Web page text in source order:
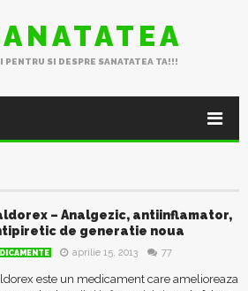
PENTRU SI DESPRE SANATATEA TA!!!
– Analgezic, antiinflamator,
de generatie noua
aprilie 15, 2013 77
este un medicament care amelioreaza